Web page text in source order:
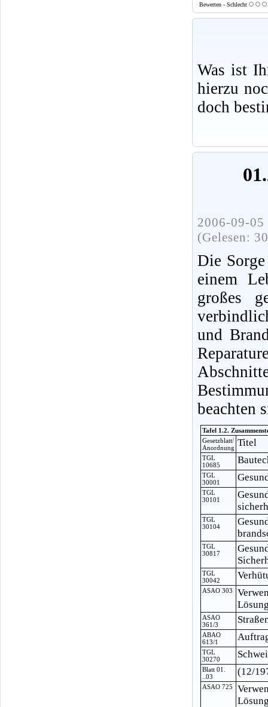
Bewerten - Schlecht
Was ist
hierzu
doch
2006-09-
(Gelesen:
Die
einem
großes
und
beachten
Tafel 1.2.
Gesetzblatt/
Anordnung Titel
TGL
10685
TGL
30001
TGL
30101
TGL
30104
TGL
30817
TGL
30042
ASAO 303
ASAO
361/3
ABAO
613/1
TGL
30270
Blatt 01.
..03
(12/
ASAO 725